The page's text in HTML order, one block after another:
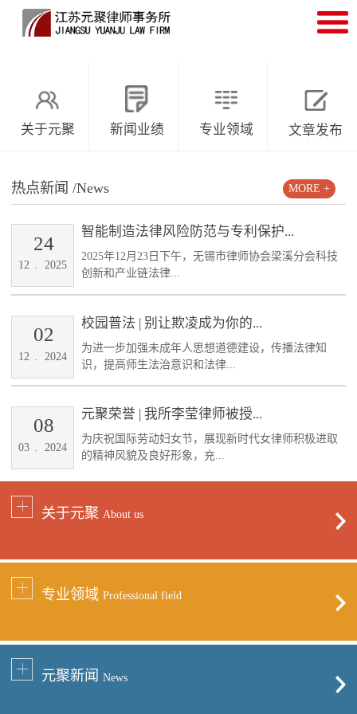
关于元聚 新闻业绩 专业领域 文章发布
热点新闻 /News
智能制造法律风险防范与专利保护...
2025年12月23日下午，无锡市律师协会梁溪分会科技
创新和产业链法律...
12 . 2025
24
校园普法 | 别让欺凌成为你的...
为进一步加强未成年人思想道德建设，传播法律知
识，提高师生法治意识和法律...
12 2024
02
元聚荣誉 | 我所李莹律师被授...
为庆祝国际劳动妇女节，展现新时代女律师积极进取
的精神风貌及良好形象，充...
03 2024
08
MORE +
关于元聚 About us
专业领域 Professional field
元聚新闻 News